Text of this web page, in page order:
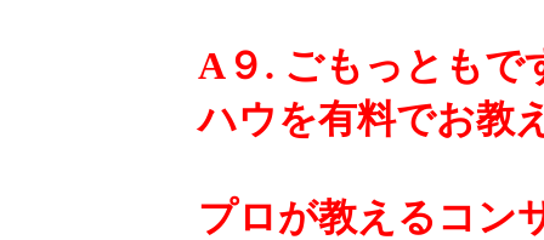
A９. ごもっとも
ハウを有料でお教
プロが教えるコン